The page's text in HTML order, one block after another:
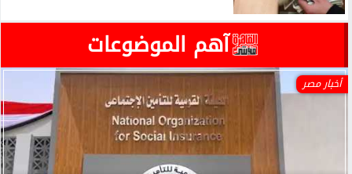
آهم الموضوعات
أخبار مصر